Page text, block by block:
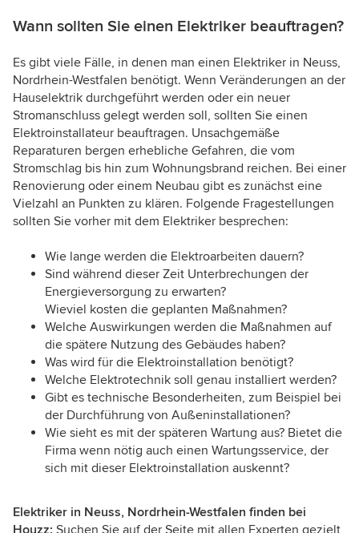
Wann sollten Sie einen Elektriker beauftragen?
Es gibt viele Fälle, in denen man einen Elektriker in Neuss,
Nordrhein-Westfalen benötigt. Wenn Veränderungen an der
Hauselektrik durchgeführt werden oder ein neuer
Stromanschluss gelegt werden soll, sollten Sie einen
Elektroinstallateur beauftragen. Unsachgemäße
Reparaturen bergen erhebliche Gefahren, die vom
Stromschlag bis hin zum Wohnungsbrand reichen. Bei einer
Renovierung oder einem Neubau gibt es zunächst eine
Vielzahl an Punkten zu klären. Folgende Fragestellungen
sollten Sie vorher mit dem Elektriker besprechen:
Wie lange werden die Elektroarbeiten dauern?
Sind während dieser Zeit Unterbrechungen der
Energieversorgung zu erwarten?
Wieviel kosten die geplanten Maßnahmen?
Welche Auswirkungen werden die Maßnahmen auf
die spätere Nutzung des Gebäudes haben?
Was wird für die Elektroinstallation benötigt?
Welche Elektrotechnik soll genau installiert werden?
Gibt es technische Besonderheiten, zum Beispiel bei
der Durchführung von Außeninstallationen?
Wie sieht es mit der späteren Wartung aus? Bietet die
Firma wenn nötig auch einen Wartungsservice, der
sich mit dieser Elektroinstallation auskennt?
Elektriker in Neuss, Nordrhein-Westfalen finden bei